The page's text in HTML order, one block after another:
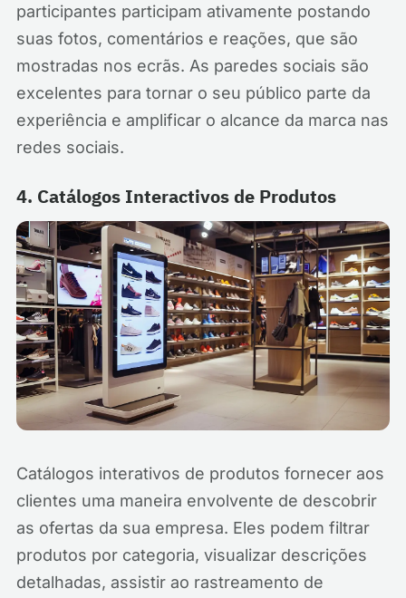
participantes participam ativamente postando
suas fotos, comentários e reações, que são
mostradas nos ecrãs. As paredes sociais são
excelentes para tornar o seu público parte da
experiência e amplificar o alcance da marca nas
redes sociais.
4. Catálogos Interactivos de Produtos
Catálogos interativos de produtos fornecer aos
clientes uma maneira envolvente de descobrir
as ofertas da sua empresa. Eles podem filtrar
produtos por categoria, visualizar descrições
detalhadas, assistir ao rastreamento de